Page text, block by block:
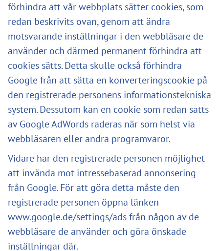
förhindra att vår webbplats sätter cookies, som
redan beskrivits ovan, genom att ändra
motsvarande inställningar i den webbläsare de
använder och därmed permanent förhindra att
cookies sätts. Detta skulle också förhindra
Google från att sätta en konverteringscookie på
den registrerade personens informationstekniska
system. Dessutom kan en cookie som redan satts
av Google AdWords raderas när som helst via
webbläsaren eller andra programvaror.
Vidare har den registrerade personen möjlighet
att invända mot intressebaserad annonsering
från Google. För att göra detta måste den
registrerade personen öppna länken
www.google.de/settings/ads från någon av de
webbläsare de använder och göra önskade
inställningar där.